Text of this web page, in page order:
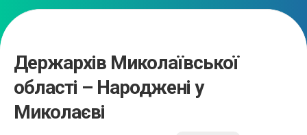
Держархів Миколаївської
області – Народжені у
Миколаєві